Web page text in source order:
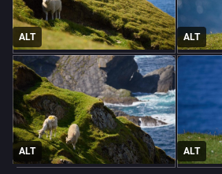
ALT ALT
ALT ALT